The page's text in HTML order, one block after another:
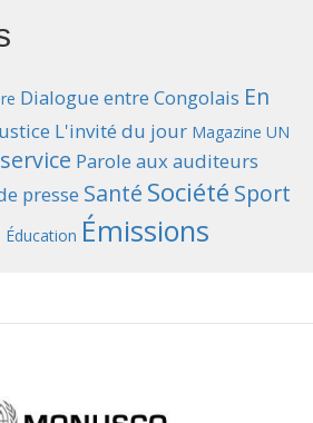
Dialogue entre Congolais En
L'invité du jour Magazine UN
Parole aux auditeurs
presse Santé Société Sport
Éducation Émissions